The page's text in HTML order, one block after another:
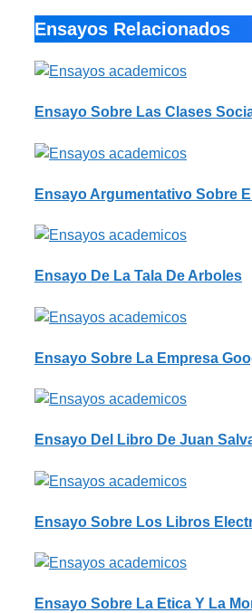
Ensayos Relacionados
Ensayo Sobre Las Clases
Ensayo Argumentativo Sobre
Ensayo De La Tala De Arboles
Ensayo Sobre La Empresa
Ensayo Del Libro De Juan
Ensayo Sobre Los Libros
Ensayo Sobre La Etica Y La